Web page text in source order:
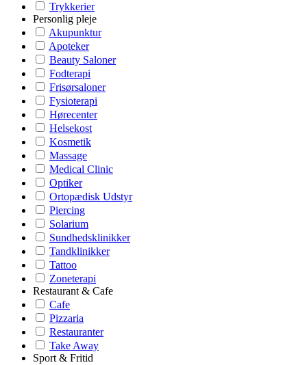
Trykkerier
Personlig pleje
Akupunktur
Apoteker
Beauty Saloner
Fodterapi
Frisørsaloner
Fysioterapi
Hørecenter
Helsekost
Kosmetik
Massage
Medical Clinic
Optiker
Ortopædisk Udstyr
Piercing
Solarium
Sundhedsklinikker
Tandklinikker
Tattoo
Zoneterapi
Restaurant & Cafe
Cafe
Pizzaria
Restauranter
Take Away
Sport & Fritid